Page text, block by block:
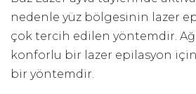
nedenle yüz bölgesinin lazer
çok tercih edilen yöntemdir.
konforlu bir lazer epilasyon için
bir yöntemdir.